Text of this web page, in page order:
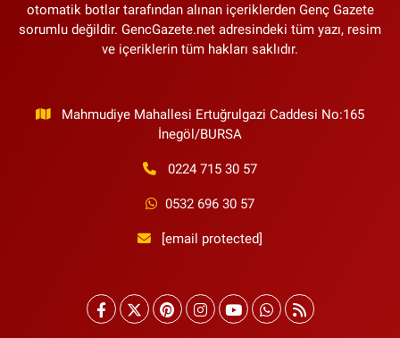
otomatik botlar tarafından alınan içeriklerden Genç Gazete
sorumlu değildir. GencGazete.net adresindeki tüm yazı, resim
ve içeriklerin tüm hakları saklıdır.
Mahmudiye Mahallesi Ertuğrulgazi Caddesi No:165
İnegöl/BURSA
0224 715 30 57
0532 696 30 57
[email protected]